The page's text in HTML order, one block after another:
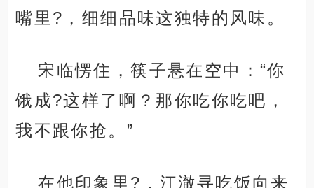
嘴里?，细细品味这独特的风味。
宋临愣住，筷子悬在空中：“你
饿成?这样了啊？那你吃你吃吧，
我不跟你抢。”
在他印象里?，江澈寻吃饭向来